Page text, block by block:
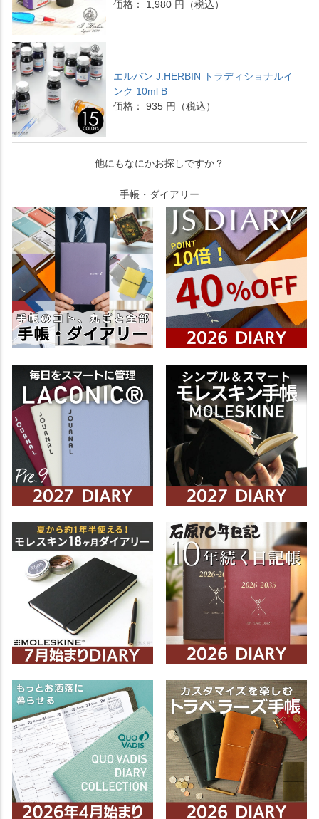
価格： 1,980 円（税込）
エルバン J.HERBIN トラディショナルイ
ンク 10ml B
価格： 935 円（税込）
他にもなにかお探しですか？
手帳・ダイアリー